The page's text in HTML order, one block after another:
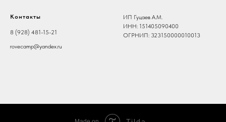
Контакты
8 (928) 481-15-21
rovecamp@yandex.ru
ИП Гуцаев А.М.
ИНН: 151405090400
ОГРНИП: 323150000010013